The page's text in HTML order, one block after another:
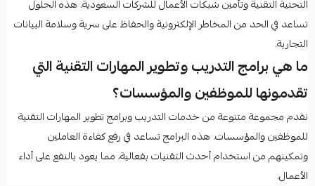
التحتية التقنية وتأمين شبكات الأعمال للشركات السعودية. هذه الحلول
تساعد في الحد من المخاطر الإلكترونية والحفاظ على سرية وسلامة البيانات
التجارية.
ما هي برامج التدريب وتطوير المهارات التقنية التي
تقدمونها للموظفين والمؤسسات؟
نقدم مجموعة متنوعة من خدمات التدريب وبرامج تطوير المهارات التقنية
للموظفين والمؤسسات. هذه البرامج تساعد في رفع كفاءة العاملين
وتمكينهم من استخدام أحدث التقنيات بفعالية، مما يعود بالنفع على أداء
الأعمال.